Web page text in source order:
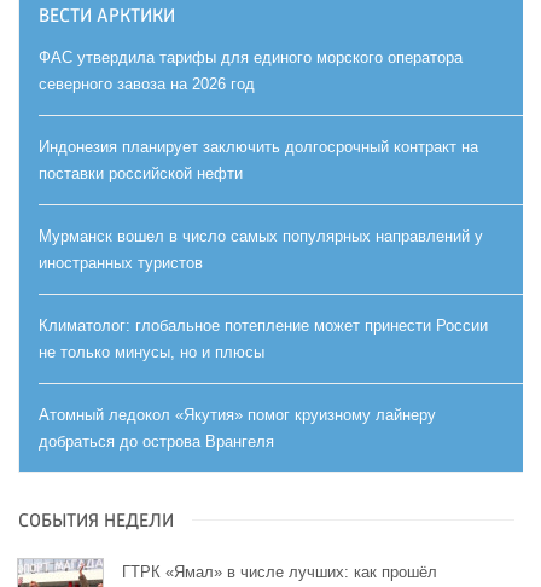
ВЕСТИ АРКТИКИ
ФАС утвердила тарифы для единого морского оператора
северного завоза на 2026 год
Индонезия планирует заключить долгосрочный контракт на
поставки российской нефти
Мурманск вошел в число самых популярных направлений у
иностранных туристов
Климатолог: глобальное потепление может принести России
не только минусы, но и плюсы
Атомный ледокол «Якутия» помог круизному лайнеру
добраться до острова Врангеля
СОБЫТИЯ НЕДЕЛИ
ГТРК «Ямал» в числе лучших: как прошёл